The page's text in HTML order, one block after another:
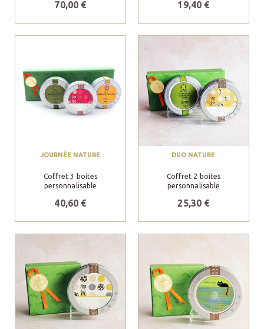
70,00 € 19,40 €
JOURNÉE NATURE
Coffret 3 boites
personnalisable
40,60 €
DUO NATURE
Coffret 2 boites
personnalisable
25,30 €